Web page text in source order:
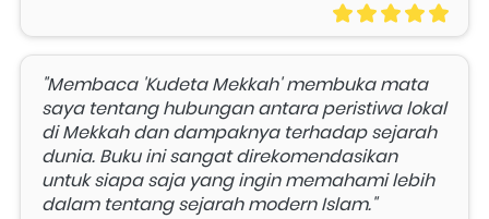
"Membaca 'Kudeta Mekkah' membuka mata
saya tentang hubungan antara peristiwa lokal
di Mekkah dan dampaknya terhadap sejarah
dunia. Buku ini sangat direkomendasikan
untuk siapa saja yang ingin memahami lebih
dalam tentang sejarah modern Islam."